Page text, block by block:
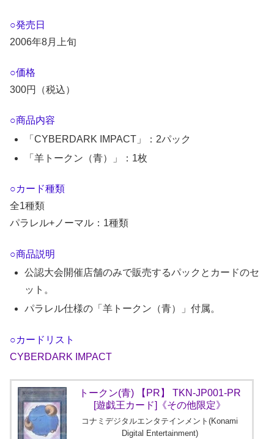
○発売日
2006年8月上旬
○価格
300円（税込）
○商品内容
「CYBERDARK IMPACT」：2パック
「羊トークン（青）」：1枚
○カード種類
全1種類
パラレル+ノーマル：1種類
○商品説明
公認大会開催店舗のみで販売するパックとカードのセ
ット。
パラレル仕様の「羊トークン（青）」付属。
○カードリスト
CYBERDARK IMPACT
トークン(青) 【PR】 TKN-JP001-PR
[遊戯王カード]《その他限定》
コナミデジタルエンタテインメント(Konami
Digital Entertainment)